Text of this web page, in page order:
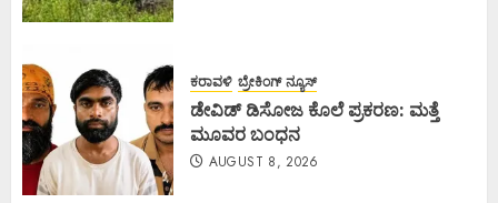
ಕರಾವಳಿ ಬ್ರೇಕಿಂಗ್ ನ್ಯೂಸ್
ಡೇವಿಡ್ ಡಿಸೋಜ ಕೊಲೆ ಪ್ರಕರಣ: ಮತ್ತೆ
ಮೂವರ ಬಂಧನ
AUGUST 8, 2026